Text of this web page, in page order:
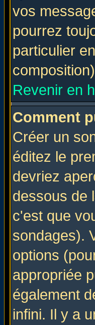
vos
pourrez
particulier
Revenir en
Comment
Créer un
éditez le
devriez
dessous de
c'est que
sondages).
options
appropriée
également
infini. Il y a